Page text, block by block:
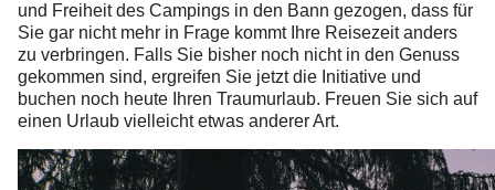
und Freiheit des Campings in den Bann gezogen, dass für
Sie gar nicht mehr in Frage kommt Ihre Reisezeit anders
zu verbringen. Falls Sie bisher noch nicht in den Genuss
gekommen sind, ergreifen Sie jetzt die Initiative und
buchen noch heute Ihren Traumurlaub. Freuen Sie sich auf
einen Urlaub vielleicht etwas anderer Art.